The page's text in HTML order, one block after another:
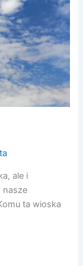
ale i
nasze
ta wioska